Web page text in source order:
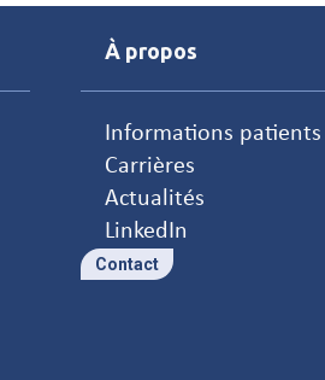
À propos
Informations patients
Carrières
Actualités
LinkedIn
Contact